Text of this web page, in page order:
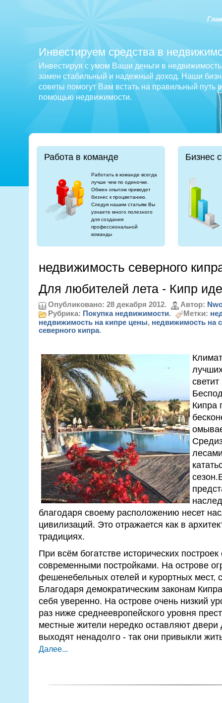
Инвестируем средства в
Инвестируя с умом Ваши деньги в
замен стабильный и надежный доход. Наши
советы помогут Вам встать на правильный путь
помощью недвижимости.
Работа в команде
Работать в команде всегда
лучше чем по одиночке.
Обмен опытом приведет
бизнес к процветанию.
Следуя нашим статьям Вы
узнаете много полезного
для создания
профессиональной
команды
Бизнес
недвижимость северного
Для любителей лета - Кипр
Опубликовано: 28 декабря 2012. Автор:
Рубрика: Покупка недвижимости. Метки:
недвижимость на кипре цены, недвижимость на
северного кипра.
Кипра
благодаря своему расположению несет
цивилизаций. Это отражается как в
традициях.
При всём богатстве исторических
современными постройками. На острове
фешенебельных отелей и курортных мест,
Благодаря демократическим законам
себя уверенно. На острове очень низкий
раз ниже среднеевропейского уровня
местные жители нередко оставляют
выходят ненадолго - так они привыкли
Далее...